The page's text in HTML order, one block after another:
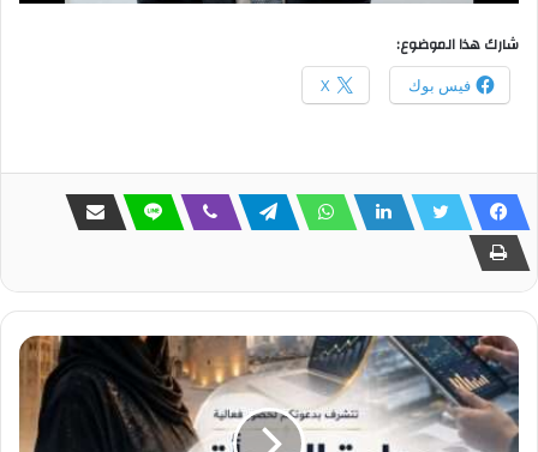
شارك هذا الموضوع:
فيس بوك X